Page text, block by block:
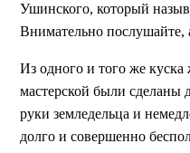
Ушинского, который
Внимательно послушайте,
Из одного и того же
мастерской были сделаны
руки земледельца и
долго и совершенно